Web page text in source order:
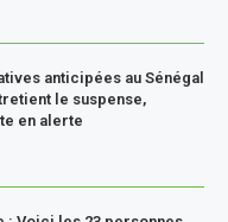
anticipées au Sénégal
le suspense,
en alerte